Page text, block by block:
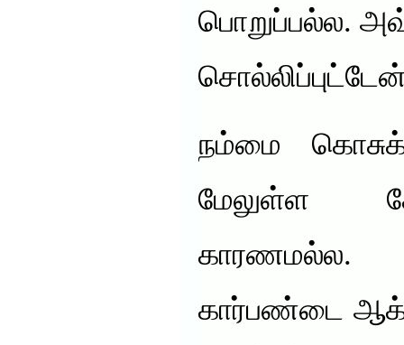
பொறுப்பல்ல.
நம்மை
மேலுள்ள
காரணமல்ல.
கார்பண்டை